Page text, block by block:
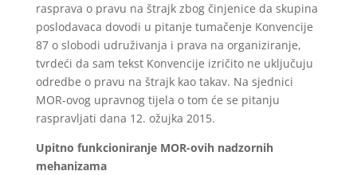
rasprava o pravu na štrajk zbog činjenice da skupina
poslodavaca dovodi u pitanje tumačenje Konvencije
87 o slobodi udruživanja i prava na organiziranje,
tvrdeći da sam tekst Konvencije izričito ne uključuju
odredbe o pravu na štrajk kao takav. Na sjednici
MOR-ovog upravnog tijela o tom će se pitanju
raspravljati dana 12. ožujka 2015.
Upitno funkcioniranje MOR-ovih nadzornih
mehanizama